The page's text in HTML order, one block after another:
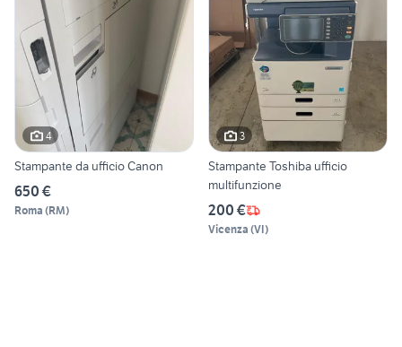
4
Stampante da ufficio Canon
650 €
Roma (RM)
3
Stampante Toshiba ufficio
multifunzione
200 €
Vicenza (VI)